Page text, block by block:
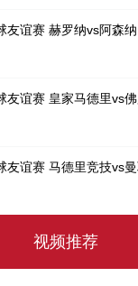
友谊赛 赫罗纳vs阿森
友谊赛 马德里竞技vs
视频推荐